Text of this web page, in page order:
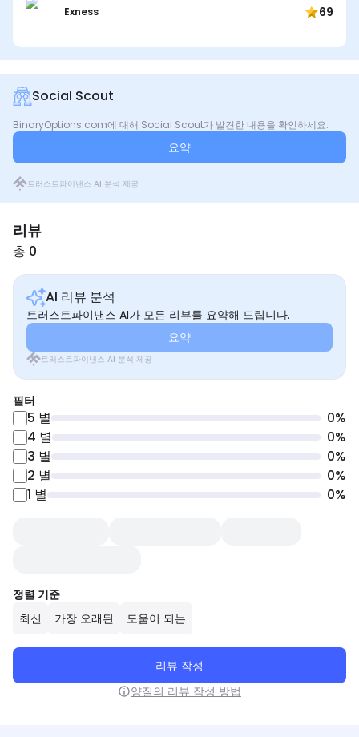
Exness 69
Social Scout
BinaryOptions.com에 대해 Social Scout가 발견한 내용을 확인하세요.
요약
트러스트파이낸스 AI 분석 제공
리뷰
총 0
AI 리뷰 분석
트러스트파이낸스 AI가 모든 리뷰를 요약해 드립니다.
요약
트러스트파이낸스 AI 분석 제공
필터
5 별 0%
4 별 0%
3 별 0%
2 별 0%
1 별 0%
정렬 기준
최신
가장 오래된 도움이 되는
리뷰 작성
양질의 리뷰 작성 방법